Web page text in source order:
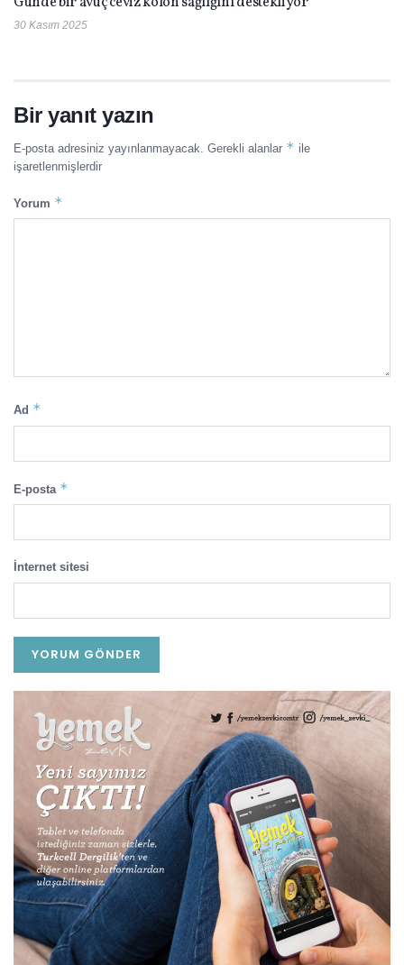
30 Kasım 2025
Bir yanıt yazın
E-posta adresiniz yayınlanmayacak. Gerekli alanlar * ile
işaretlenmişlerdir
Yorum *
Ad *
E-posta *
İnternet sitesi